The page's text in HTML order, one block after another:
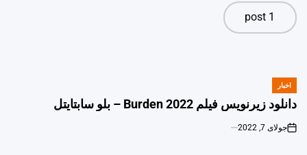
1 post
POSTED
اخبار
دانلود زیرنویس فیلم Burden 2022 – بلو سابتايتل
جولای 7, 2022